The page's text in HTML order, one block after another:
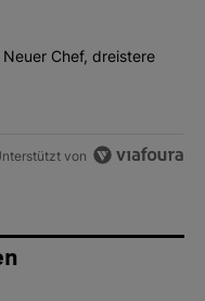
Abschleppdienst: Neuer
Chef, dreistere
von